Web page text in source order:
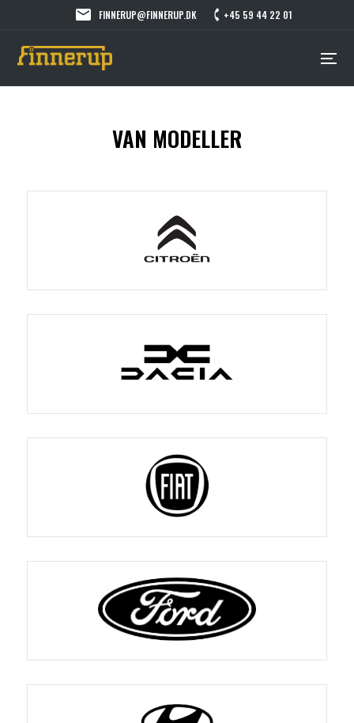
FINNERUP@FINNERUP.DK +45 59 44 22 01
VAN MODELLER